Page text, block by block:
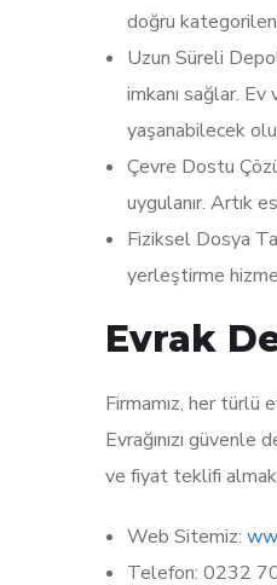
doğru
Uzun Süreli
imkanı sağlar. Ev
yaşanabilecek
Çevre Dostu
uygulanır. Artık
Fiziksel Dosya
yerleştirme
Evrak
Firmamız, her türlü
Evrağınızı güvenle
ve fiyat teklifi almak
Web Sitemiz:
Telefon: 0232